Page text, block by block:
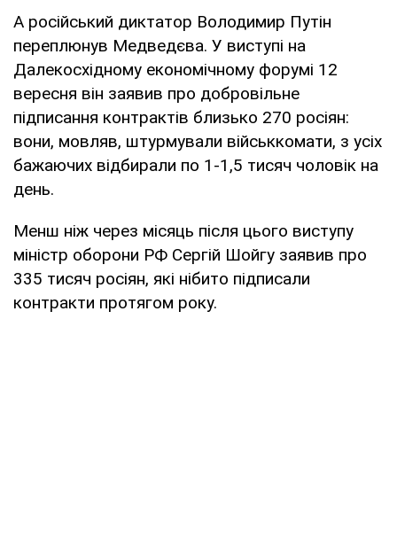
А російський диктатор Володимир Путін
переплюнув Медведєва. У виступі на
Далекосхідному економічному форумі 12
вересня він заявив про добровільне
підписання контрактів близько 270 росіян:
вони, мовляв, штурмували військкомати, з усіх
бажаючих відбирали по 1-1,5 тисяч чоловік на
день.
Менш ніж через місяць після цього виступу
міністр оборони РФ Сергій Шойгу заявив про
335 тисяч росіян, які нібито підписали
контракти протягом року.